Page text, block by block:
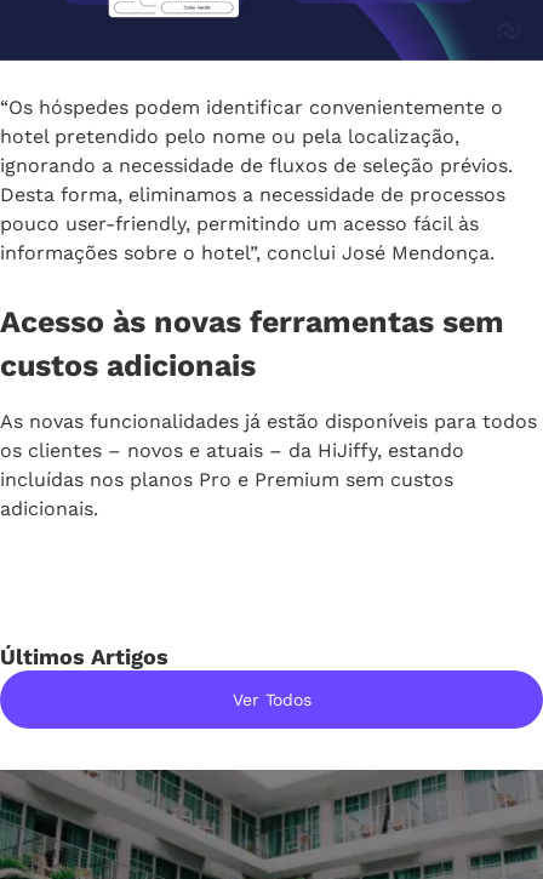
“Os hóspedes podem identificar convenientemente o
hotel pretendido pelo nome ou pela localização,
ignorando a necessidade de fluxos de seleção prévios.
Desta forma, eliminamos a necessidade de processos
pouco user-friendly, permitindo um acesso fácil às
informações sobre o hotel”, conclui José Mendonça.
Acesso às novas ferramentas sem
custos adicionais
As novas funcionalidades já estão disponíveis para todos
os clientes – novos e atuais – da HiJiffy, estando
incluídas nos planos Pro e Premium sem custos
adicionais.
Últimos Artigos
Ver Todos